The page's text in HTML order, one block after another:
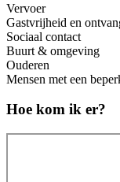
Vervoer
Gastvrijheid en
Sociaal contact
Buurt & omgeving
Ouderen
Mensen met een
Hoe kom ik er?